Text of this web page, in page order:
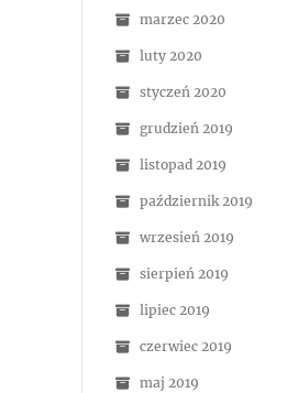
marzec 2020
luty 2020
styczeń 2020
grudzień 2019
listopad 2019
październik 2019
wrzesień 2019
sierpień 2019
lipiec 2019
czerwiec 2019
maj 2019